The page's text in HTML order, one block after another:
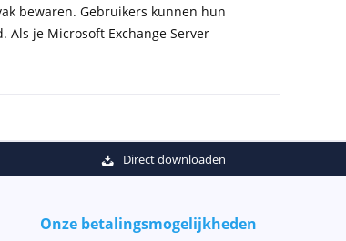
bewaren. Gebruikers kunnen hun
je Microsoft Exchange Server
Direct downloaden
Onze betalingsmogelijkheden